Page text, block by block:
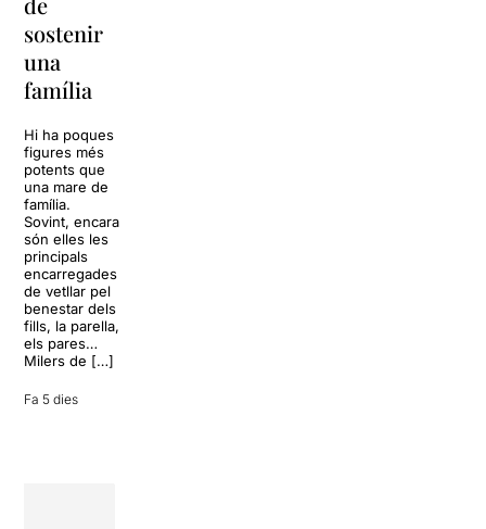
sostenir
una
família
Hi ha poques
figures més
potents que
una mare de
família.
Sovint, encara
són elles les
principals
encarregades
de vetllar pel
benestar dels
fills, la parella,
els pares…
Milers de […]
Fa 5 dies